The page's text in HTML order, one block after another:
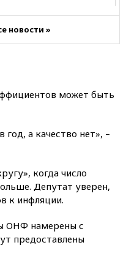
уволиться
В Таиланде ученик
Лесной пожар в 30
от Ванкувера
к эвакуации жителей
$567 млн по делу о
психическому
новости »
может быть
а качество нет», –
когда число
Депутат уверен,
к инфляции.
ОНФ намерены с
предоставлены